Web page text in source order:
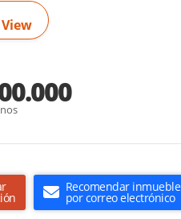
Recomendar inmueble
por correo electrónico